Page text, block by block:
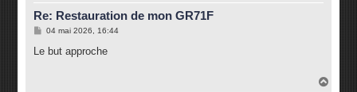
Re: Restauration de mon GR71F
M
s
04 mai 2026, 16:44
Le but approche